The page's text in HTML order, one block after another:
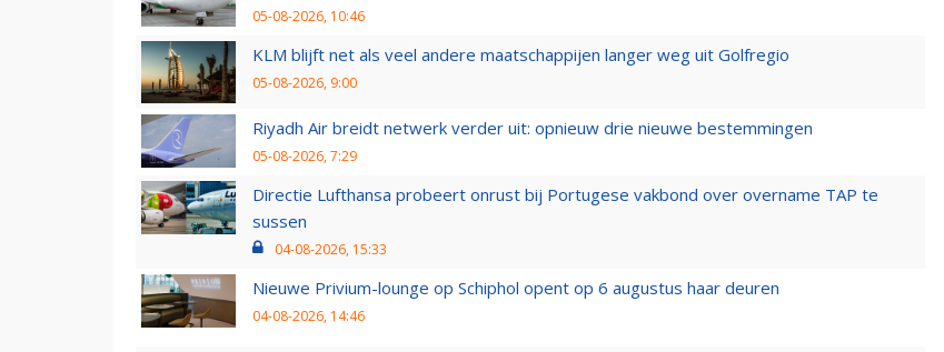
05-08-2026, 10:46
KLM blijft net als veel andere maatschappijen langer weg uit Golfregio
05-08-2026, 9:00
Riyadh Air breidt netwerk verder uit: opnieuw drie nieuwe bestemmingen
05-08-2026, 7:29
Directie Lufthansa probeert onrust bij Portugese vakbond over overname TAP te
sussen
04-08-2026, 15:33
Nieuwe Privium-lounge op Schiphol opent op 6 augustus haar deuren
04-08-2026, 14:46